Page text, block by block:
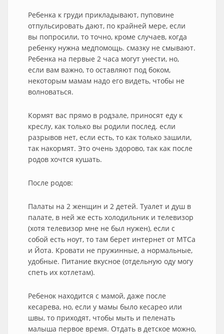
Ребенка к груди прикладывают, пуповине
отпульсировать дают, по крайней мере, если
вы попросили, то точно, кроме случаев, когда
ребенку нужна медпомощь. смазку не смывают.
Ребенка на первые 2 часа могут унести, но,
если вам важно, то оставляют под боком,
некоторым мамам надо его видеть, чтобы не
волноваться.
Кормят вас прямо в родзале, приносят еду к
креслу, как только вы родили послед. если
разрывов нет, если есть, то как только зашили,
так накормят. Это очень здорово, так как после
родов хочтся кушать.
После родов:
Палаты на 2 женщин и 2 детей. Туалет и душ в
палате, в ней же есть холодильник и телевизор
(хотя телевизор мне не был нужен), если с
собой есть ноут, то там берет интернет от МТСа
и Йота. Кровати не пружинные, а нормальные,
удобные. Питание вкусное (отдельную оду могу
спеть их котлетам).
Ребенок находится с мамой, даже после
кесарева, но, если у мамы было кесарео или
швы, то приходят, чтобы мыть и пеленать
малыша первое время. Отдать в детское можно,